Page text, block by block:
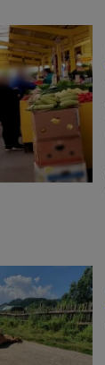
7 august 2026
medicale
8 august 2026